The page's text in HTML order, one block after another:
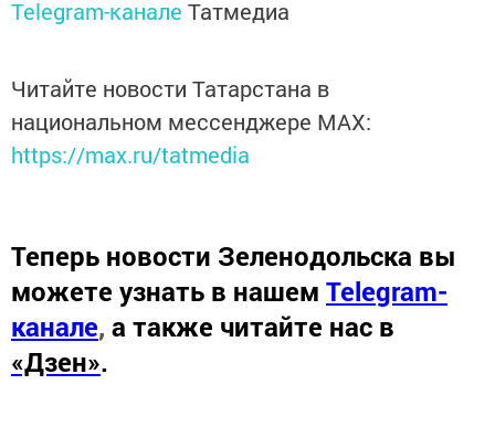
Telegram-канале Татмедиа
Читайте новости Татарстана в
национальном мессенджере MАХ:
https://max.ru/tatmedia
Теперь новости Зеленодольска вы
можете узнать в нашем Telegram-
канале, а также читайте нас в
«Дзен».